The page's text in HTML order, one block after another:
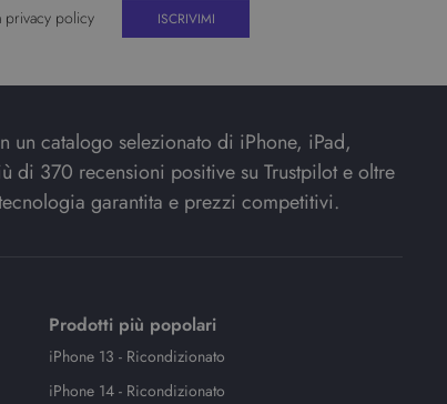
privacy policy
un catalogo selezionato di iPhone, iPad,
370 recensioni positive su Trustpilot e oltre
garantita e prezzi competitivi.
Prodotti più popolari
iPhone 13 - Ricondizionato
iPhone 14 - Ricondizionato